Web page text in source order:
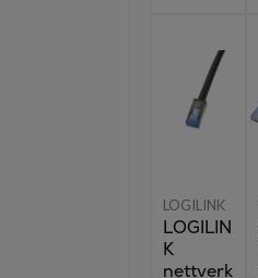
LOGILINK
LOGILIN
K
nettverk